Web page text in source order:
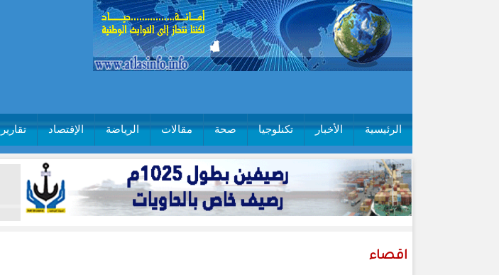
الرئيسية الأخبار تكنلوجيا صحة مقالات الرياضة الإقتصاد تقارير
اقصاء